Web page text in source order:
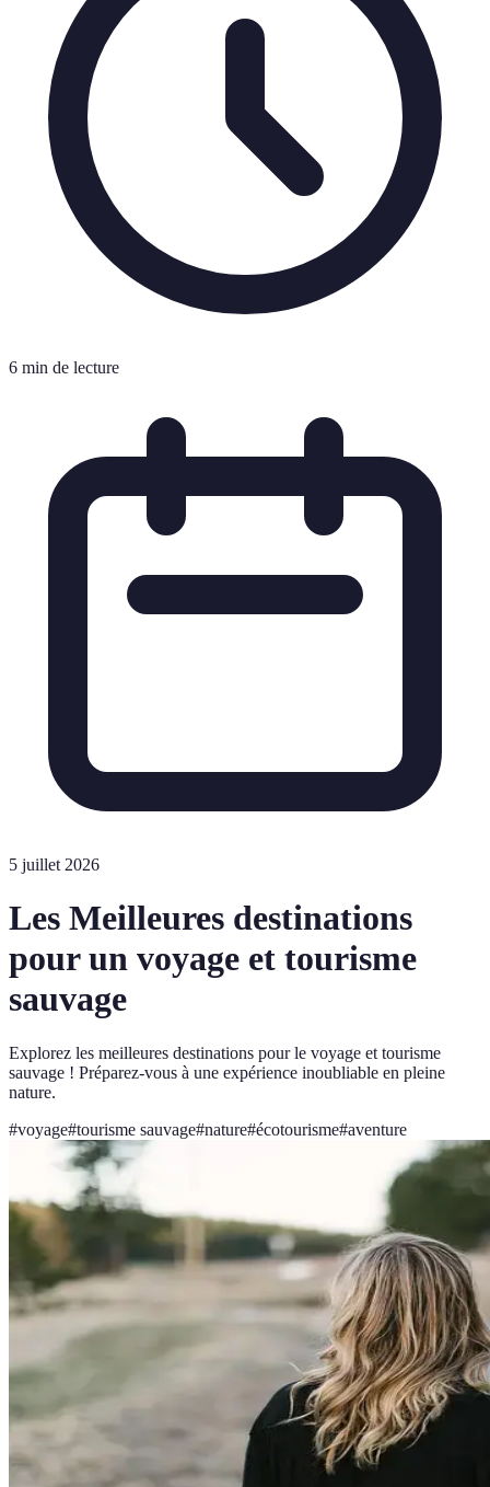
6 min de lecture
5 juillet 2026
Les Meilleures destinations
pour un voyage et tourisme
sauvage
Explorez les meilleures destinations pour le voyage et tourisme
sauvage ! Préparez-vous à une expérience inoubliable en pleine
nature.
#voyage#tourisme sauvage#nature#écotourisme#aventure